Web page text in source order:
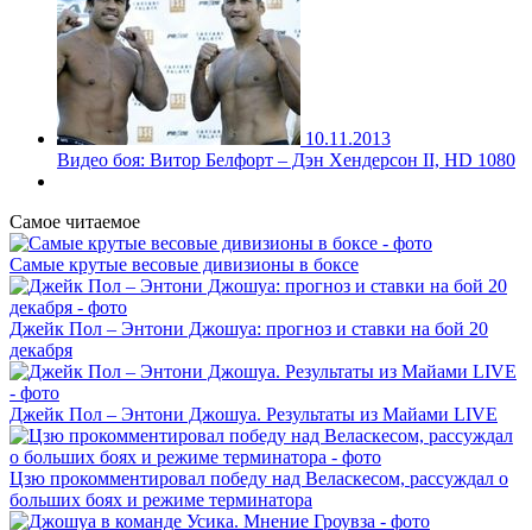
10.11.2013
Видео боя: Витор Белфорт – Дэн Хендерсон II, HD 1080
Самое читаемое
Самые крутые весовые дивизионы в боксе
Джейк Пол – Энтони Джошуа: прогноз и ставки на бой 20
декабря
Джейк Пол – Энтони Джошуа. Результаты из Майами LIVE
Цзю прокомментировал победу над Веласкесом, рассуждал о
больших боях и режиме терминатора